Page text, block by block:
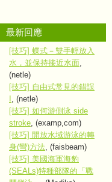
最新回應
[技巧] 蝶式－雙手輕放入
水，並保持接近水面,
(netle)
[技巧] 自由式常見的錯誤
, (netle)
[技巧] 如何游側泳 side
stroke, (examp,com)
[技巧] 開放水域游泳的轉
身(彎)方法, (faisbeam)
[技巧] 美國海軍海豹
(SEALs)特種部隊的「戰